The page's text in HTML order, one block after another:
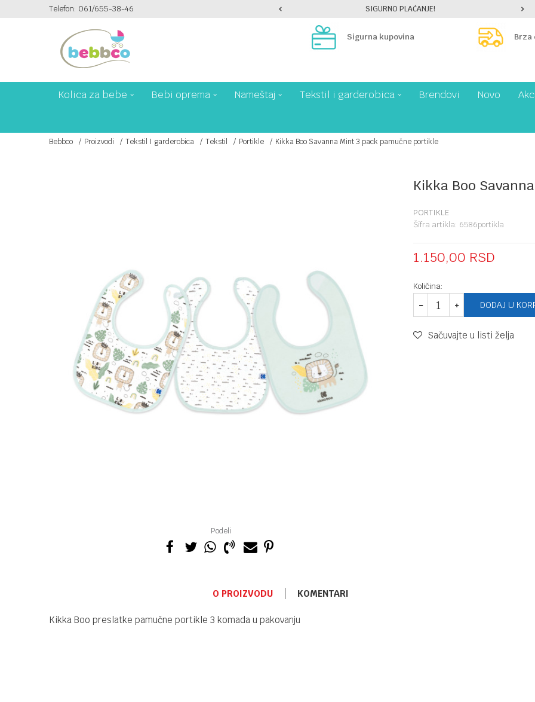
Telefon: 061/655-38-46PLAĆANJE PLATNIM KARTICAMA NA 6 RATA! SIGURNO PLAĆANJE!
Sigurna kupovina Brza
Kolica za bebe Bebi oprema Nameštaj Tekstil i garderobica Brendovi Novo
Bebbco Proizvodi Tekstil I garderobica Tekstil Portikle Kikka Boo Savanna Mint 3 pack pamučne portikle
Podeli
Kikka Boo
PORTIKLE
Šifra artikla: 6586portikla
1.150,00 RSD
Količina:
DODAJ U
Sačuvajte u listi želja
O PROIZVODU KOMENTARI
Kikka Boo preslatke pamučne portikle 3 komada u pakovanju